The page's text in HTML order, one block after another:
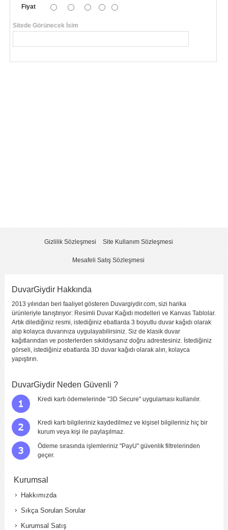
Fiyat
Sitede Görünecek İsim
Gizlilik Sözleşmesi Site Kullanım Sözleşmesi
Mesafeli Satış Sözleşmesi
DuvarGiydir Hakkında
2013 yılından beri faaliyet gösteren Duvargiydir.com, sizi harika
ürünleriyle tanıştırıyor: Resimli Duvar Kağıdı modelleri ve Kanvas Tablolar.
Artık dilediğiniz resmi, istediğiniz ebatlarda 3 boyutlu duvar kağıdı olarak
alıp kolayca duvarınıza uygulayabilirsiniz. Siz de klasik duvar
kağıtlarından ve posterlerden sıkıldıysanız doğru adrestesiniz. İstediğiniz
görseli, istediğiniz ebatlarda 3D duvar kağıdı olarak alın, kolayca
yapıştırın.
DuvarGiydir Neden Güvenli ?
Kredi kartı ödemelerinde "3D Secure" uygulaması kullanılır.
Kredi kartı bilgileriniz kaydedilmez ve kişisel bilgileriniz hiç bir
kurum veya kişi ile paylaşılmaz.
Ödeme sırasında işlemleriniz "PayU" güvenlik filtrelerinden
geçer.
Kurumsal
Hakkımızda
Sıkça Sorulan Sorular
Kurumsal Satış